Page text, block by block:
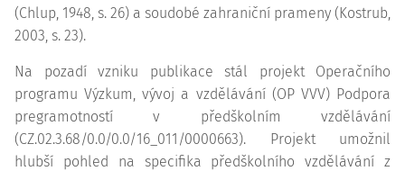
(Chlup, 1948, s. 26) a soudobé zahraniční prameny (Kostrub,
2003, s. 23).
Na pozadí vzniku publikace stál projekt Operačního
programu Výzkum, vývoj a vzdělávání (OP VVV) Podpora
pregramotností v předškolním vzdělávání
(CZ.02.3.68/0.0/0.0/16_011/0000663). Projekt umožnil
hlubší pohled na specifika předškolního vzdělávání z